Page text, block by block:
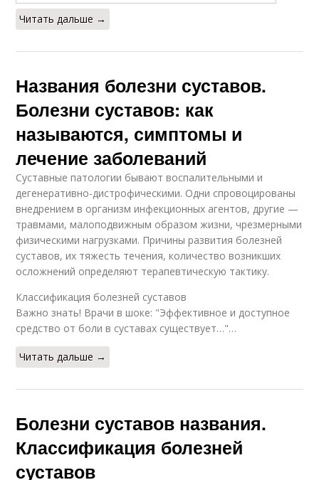
Читать дальше →
Названия болезни суставов.
Болезни суставов: как
называются, симптомы и
лечение заболеваний
Суставные патологии бывают воспалительными и
дегенеративно-дистрофическими. Одни спровоцированы
внедрением в организм инфекционных агентов, другие —
травмами, малоподвижным образом жизни, чрезмерными
физическими нагрузками. Причины развития болезней
суставов, их тяжесть течения, количество возникших
осложнений определяют терапевтическую тактику.
Классификация болезней суставов
Важно знать! Врачи в шоке: "Эффективное и доступное
средство от боли в суставах существует…"…
Читать дальше →
Болезни суставов названия.
Классификация болезней
суставов